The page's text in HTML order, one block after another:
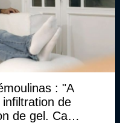
: "A
infiltration de
de gel. Ca